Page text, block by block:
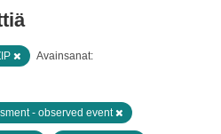
Avainsanat:
- observed event